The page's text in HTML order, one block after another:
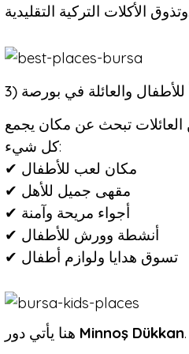
للأطفال والعائلة في بورصة
العائلات تبحث عن مكان يجمع
كل شيء:
✔ مكان لعب للأطفال
✔ مقهى جميل للأهل
✔ أجواء مريحة وآمنة
✔ أنشطة وورش للأطفال
✔ تسوق هدايا ولوازم أطفال
Minnoş Dükkan.